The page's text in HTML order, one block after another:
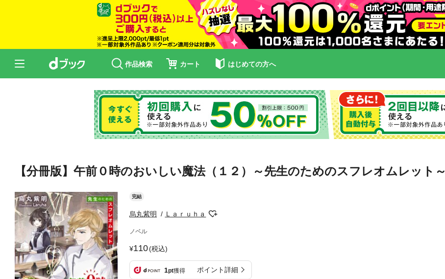
作品検索 カート はじめての方へ
【分冊版】午前０時のおいしい魔法（１２）～先生のためのスフレオムレット～
完結
烏丸紫明 Ｌａｒｕｈａ
ノベル
110(税込)
1pt獲得 ポイント詳細